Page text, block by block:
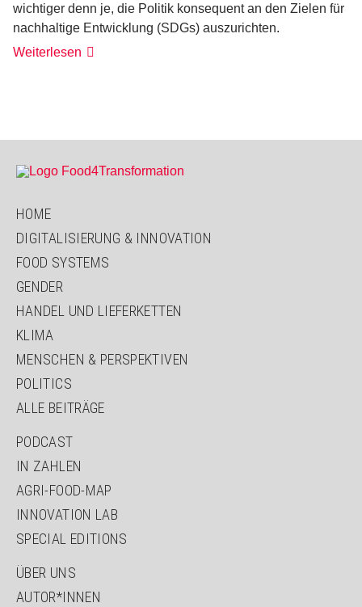
wichtiger denn je, die Politik konsequent an den Zielen für
nachhaltige Entwicklung (SDGs) auszurichten.
Weiterlesen
HOME
DIGITALISIERUNG & INNOVATION
FOOD SYSTEMS
GENDER
HANDEL UND LIEFERKETTEN
KLIMA
MENSCHEN & PERSPEKTIVEN
POLITICS
ALLE BEITRÄGE
PODCAST
IN ZAHLEN
AGRI-FOOD-MAP
INNOVATION LAB
SPECIAL EDITIONS
ÜBER UNS
AUTOR*INNEN